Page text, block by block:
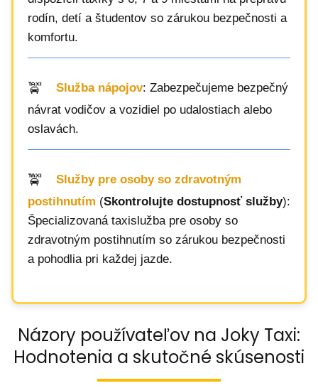
rodín, detí a študentov so zárukou bezpečnosti a
komfortu.
Služba nápojov: Zabezpečujeme bezpečný
návrat vodičov a vozidiel po udalostiach alebo
oslavách.
Služby pre osoby so zdravotným
postihnutím (Skontrolujte dostupnosť služby):
Špecializovaná taxislužba pre osoby so
zdravotným postihnutím so zárukou bezpečnosti
a pohodlia pri každej jazde.
Názory používateľov na Joky Taxi:
Hodnotenia a skutočné skúsenosti